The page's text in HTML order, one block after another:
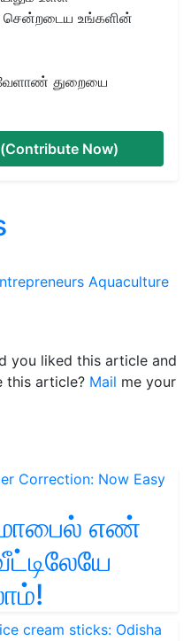
சென்றடைய உங்களின்
வேளாண் துறையை
(Contribute Now)
Aquaculture
you liked this article and
this article? Mail me your
எண்